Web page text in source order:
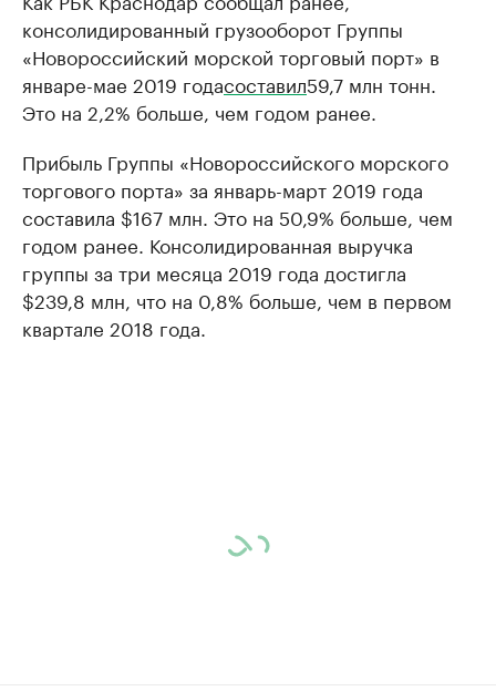
консолидированный грузооборот Группы
«Новороссийский морской торговый порт» в
январе-мае 2019 годасоставил59,7 млн тонн.
Это на 2,2% больше, чем годом ранее.
Прибыль Группы «Новороссийского морского
торгового порта» за январь-март 2019 года
составила $167 млн. Это на 50,9% больше, чем
годом ранее. Консолидированная выручка
группы за три месяца 2019 года достигла
$239,8 млн, что на 0,8% больше, чем в первом
квартале 2018 года.